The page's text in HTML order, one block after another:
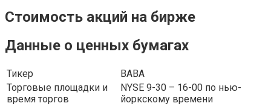
Стоимость акций на бирже
Данные о ценных бумагах
Тикер
ВАВА
Торговые площадки и
время торгов
NYSE 9-30 – 16-00 по нью-
йоркскому времени